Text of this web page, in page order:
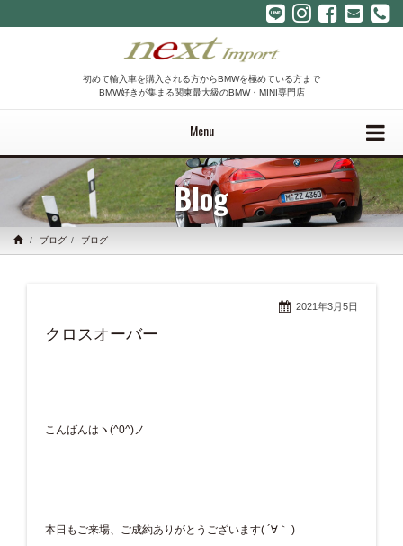
初めて輸入車を購入される方からBMWを極めている方まで
BMW好きが集まる関東最大級のBMW・MINI専門店
Menu
Blog
ブログ ブログ
2021年3月5日
クロスオーバー
こんばんはヽ(^0^)ノ
本日もご来場、ご成約ありがとうございます( ´∀｀ )